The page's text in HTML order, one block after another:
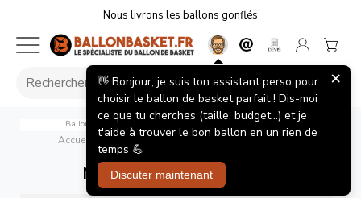
Nous livrons les ballons gonflés
Ballon de Basket Wilson NBA Team Premiere Chicago Bulls
Accueil Ballons de basket/ NBA Team Premiere Bulls
NBA Team Premiere Bulls
👋 Bonjour, je suis ton assistant perso pour
choisir le ballon de basket parfait ! Dis-moi
ce que tu cherches (taille, budget...) et je
t'aide à trouver le bon ballon en un rien de
temps 💪
Discuter maintenant
×